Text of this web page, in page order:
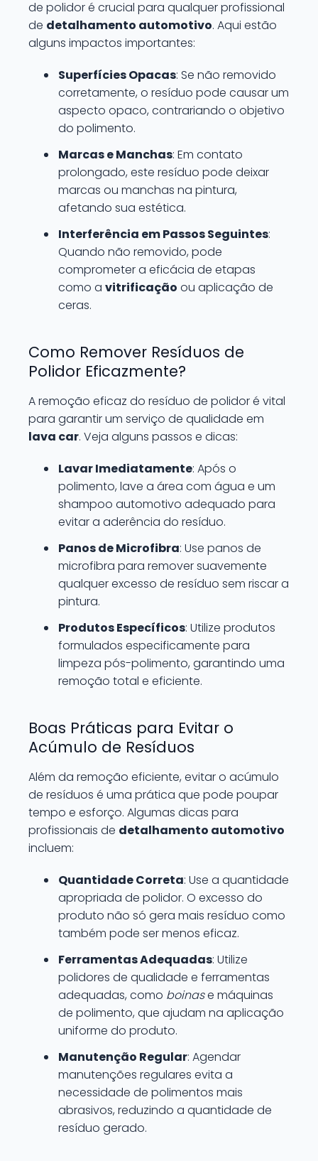
de polidor é crucial para qualquer profissional
de detalhamento automotivo. Aqui estão
alguns impactos importantes:
Superfícies Opacas: Se não removido
corretamente, o resíduo pode causar um
aspecto opaco, contrariando o objetivo
do polimento.
Marcas e Manchas: Em contato
prolongado, este resíduo pode deixar
marcas ou manchas na pintura,
afetando sua estética.
Interferência em Passos Seguintes:
Quando não removido, pode
comprometer a eficácia de etapas
como a vitrificação ou aplicação de
ceras.
Como Remover Resíduos de
Polidor Eficazmente?
A remoção eficaz do resíduo de polidor é vital
para garantir um serviço de qualidade em
lava car. Veja alguns passos e dicas:
Lavar Imediatamente: Após o
polimento, lave a área com água e um
shampoo automotivo adequado para
evitar a aderência do resíduo.
Panos de Microfibra: Use panos de
microfibra para remover suavemente
qualquer excesso de resíduo sem riscar a
pintura.
Produtos Específicos: Utilize produtos
formulados especificamente para
limpeza pós-polimento, garantindo uma
remoção total e eficiente.
Boas Práticas para Evitar o
Acúmulo de Resíduos
Além da remoção eficiente, evitar o acúmulo
de resíduos é uma prática que pode poupar
tempo e esforço. Algumas dicas para
profissionais de detalhamento automotivo
incluem:
Quantidade Correta: Use a quantidade
apropriada de polidor. O excesso do
produto não só gera mais resíduo como
também pode ser menos eficaz.
Ferramentas Adequadas: Utilize
polidores de qualidade e ferramentas
adequadas, como boinase máquinas
de polimento, que ajudam na aplicação
uniforme do produto.
Manutenção Regular: Agendar
manutenções regulares evita a
necessidade de polimentos mais
abrasivos, reduzindo a quantidade de
resíduo gerado.